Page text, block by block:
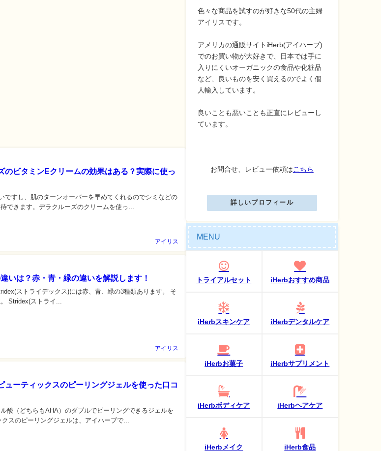
のビタミンEクリームの効果はある？実際に使っ
ですし、肌のターンオーバーを早めてくれるのでシミなどの
できます。デラクルーズのクリームを使っ...
アイリス
いは？赤・青・緑の違いを解説します！
ストライデックス)には赤、青、緑の3種類あります。 そ
Stridex(ストライ...
アイリス
ューティックスのピーリングジェルを使った口コ
酸（どちらもAHA）のダブルでピーリングできるジェルを
スのピーリングジェルは、アイハーブで...
色々な商品を試すのが好きな50代の主婦
アイリスです。
アメリカの通販サイトiHerb(アイハーブ)
でのお買い物が大好きで、日本では手に
入りにくいオーガニックの食品や化粧品
など、良いものを安く買えるのでよく個
人輸入しています。
良いことも悪いことも正直にレビューし
ています。
お問合せ、レビュー依頼は こちら
詳しいプロフィール
MENU
トライアルセット iHerbおすすめ商品
iHerbスキンケア iHerbデンタルケア
iHerbお菓子 iHerbサプリメント
iHerbボディケア iHerbヘアケア
iHerbメイク iHerb食品